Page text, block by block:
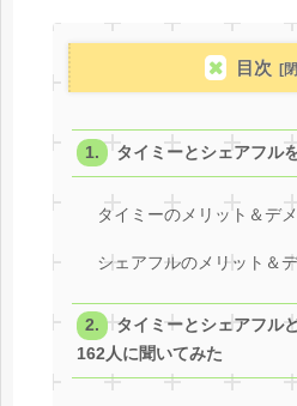
目次
タイミーとシェアフル
タイミーのメリット＆デ
シェアフルのメリット＆
タイミーとシェアフル
162人に聞いてみた